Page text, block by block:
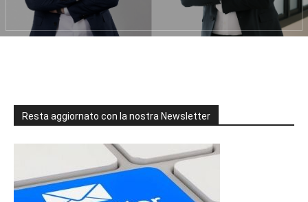
Resta aggiornato con la nostra Newsletter